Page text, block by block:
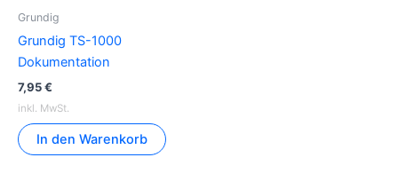
Grundig
Grundig TS-1000
Dokumentation
7,95€
inkl. MwSt.
In den Warenkorb